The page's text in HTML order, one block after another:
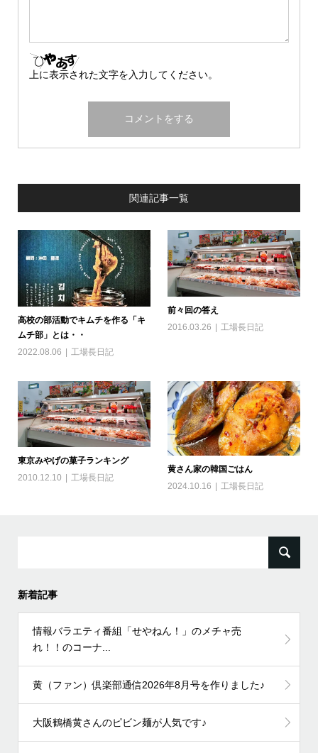
上に表示された文字を入力してください。
関連記事一覧
高校の部活動でキムチを作る「キ
ムチ部」とは・・
2022.08.06
工場長日記
前々回の答え
2016.03.26
工場長日記
東京みやげの菓子ランキング
2010.12.10
工場長日記
黄さん家の韓国ごはん
2024.10.16
工場長日記
新着記事
情報バラエティ番組「せやねん！」のメチャ売
れ！！のコーナ...
黄（ファン）倶楽部通信2026年8月号を作りました♪
大阪鶴橋黄さんのピビン麺が人気です♪